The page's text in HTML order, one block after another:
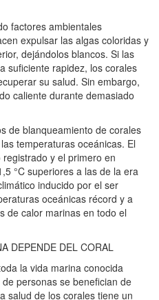
factores ambientales
expulsar las algas coloridas y
dejándolos blancos. Si las
suficiente rapidez, los corales
su salud. Sin embargo,
caliente durante demasiado
de blanqueamiento de corales
temperaturas oceánicas. El
y el primero en
°C superiores a las de la era
inducido por el ser
oceánicas récord y a
de calor marinas en todo el
DEPENDE DEL CORAL
la vida marina conocida
personas se benefician de
salud de los corales tiene un